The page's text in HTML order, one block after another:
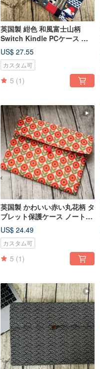
英国製 紺色 和風富士山柄
Switch Kindle PCケース 収
納
US$ 27.55
カスタム可
5 (1)
英国製 かわいい赤い丸花柄 タ
ブレット保護ケース ノートパ
ソコンバッグ 収納ポーチ カス
タムサイズ
US$ 24.49
カスタム可
5 (1)